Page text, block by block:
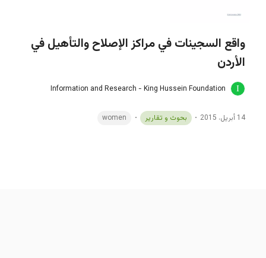
واقع السجينات في مراكز الإصلاح والتأهيل في
الأردن
Information and Research - King Hussein Foundation
14 أبريل، 2015 بحوث و تقارير women